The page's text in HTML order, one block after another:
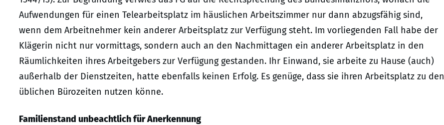
Aufwendungen für einen Telearbeitsplatz im häuslichen Arbeitszimmer nur dann abzugsfähig sind,
wenn dem Arbeitnehmer kein anderer Arbeitsplatz zur Verfügung steht. Im vorliegenden Fall habe der
Klägerin nicht nur vormittags, sondern auch an den Nachmittagen ein anderer Arbeitsplatz in den
Räumlichkeiten ihres Arbeitgebers zur Verfügung gestanden. Ihr Einwand, sie arbeite zu Hause (auch)
außerhalb der Dienstzeiten, hatte ebenfalls keinen Erfolg. Es genüge, dass sie ihren Arbeitsplatz zu den
üblichen Bürozeiten nutzen könne.
Familienstand unbeachtlich für Anerkennung